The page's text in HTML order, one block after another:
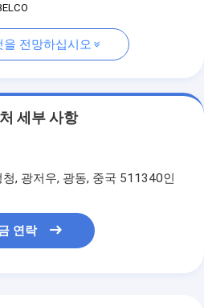
을 전망하십시오
세부 사항
, 광저우, 광동, 중국 511340인
연락